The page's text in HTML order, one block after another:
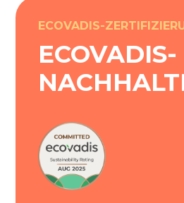
ECOVADIS-
ECOVADIS-